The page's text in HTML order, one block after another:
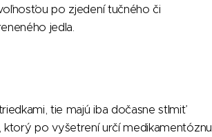
po zjedení tučného či
jedla.
tie majú iba dočasne stlmiť
ktorý po vyšetrení určí medikamentóznu